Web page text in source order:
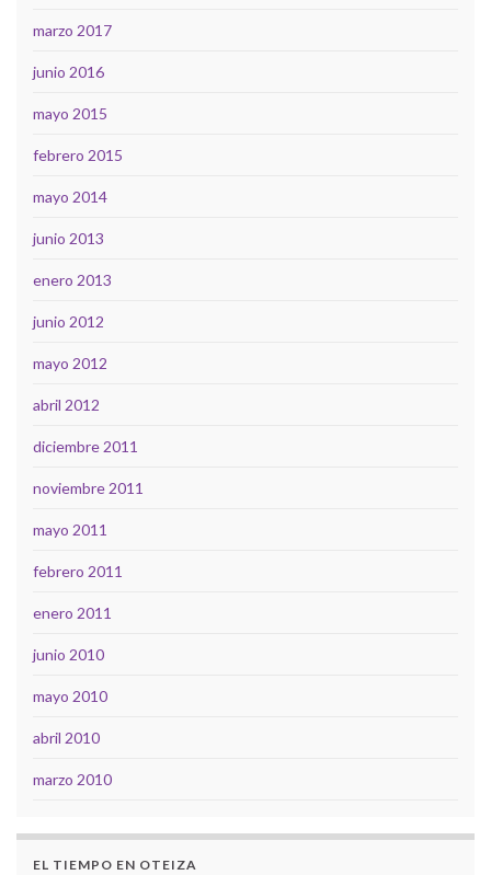
marzo 2017
junio 2016
mayo 2015
febrero 2015
mayo 2014
junio 2013
enero 2013
junio 2012
mayo 2012
abril 2012
diciembre 2011
noviembre 2011
mayo 2011
febrero 2011
enero 2011
junio 2010
mayo 2010
abril 2010
marzo 2010
EL TIEMPO EN OTEIZA